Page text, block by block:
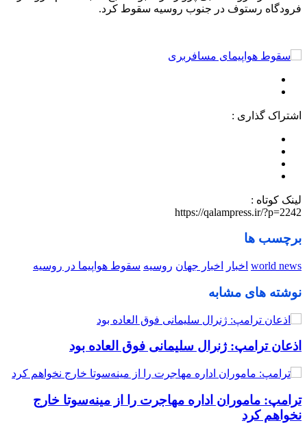
فرودگاه رستوف در جنوب روسیه سقوط کرد.
اشتراک گذاری :
لینک کوتاه :
https://qalampress.ir/?p=2242
برچسب ها
world news اخبار اخبار جهان روسیه سقوط هواپیما در روسیه
نوشته های مشابه
اذعان ترامپ: ژنرال سلیمانی فوق العاده بود
ترامپ: ماموران اداره مهاجرت را از مینه‌سوتا خارج
نخواهم کرد